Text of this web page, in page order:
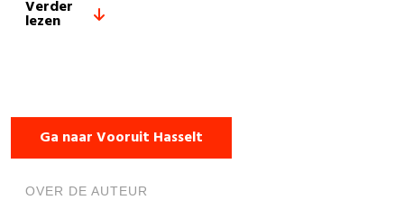
Verder
lezen
Ga naar Vooruit Hasselt
OVER DE AUTEUR